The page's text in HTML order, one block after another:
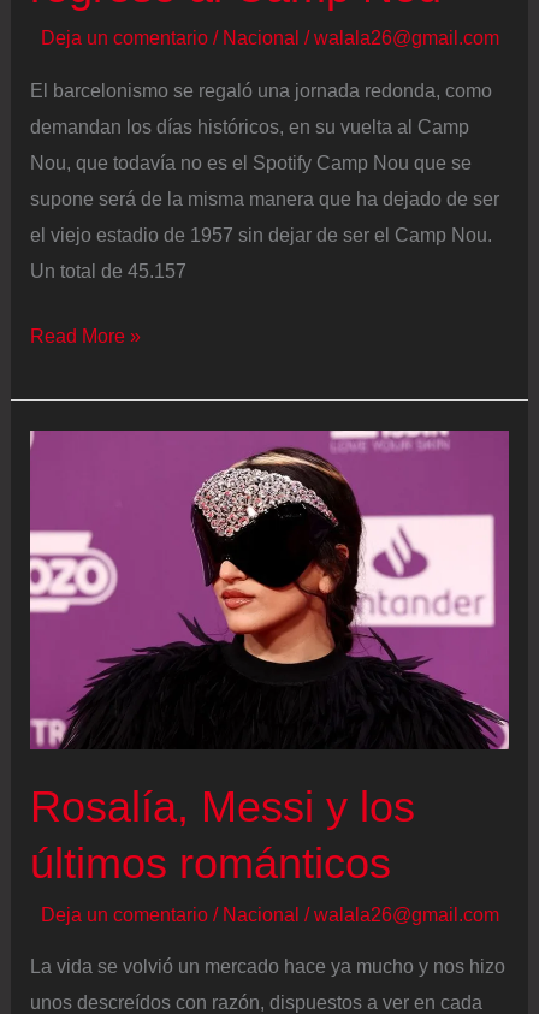
Deja un comentario / Nacional /walala26@gmail.com
El barcelonismo se regaló una jornada redonda, como
demandan los días históricos, en su vuelta al Camp
Nou, que todavía no es el Spotify Camp Nou que se
supone será de la misma manera que ha dejado de ser
el viejo estadio de 1957 sin dejar de ser el Camp Nou.
Un total de 45.157
La
redonda
del
el
día
Camp
Read More »
Rosalía, Messi y los
últimos románticos
Deja un comentario / Nacional /walala26@gmail.com
La vida se volvió un mercado hace ya mucho y nos hizo
unos descreídos con razón, dispuestos a ver en cada